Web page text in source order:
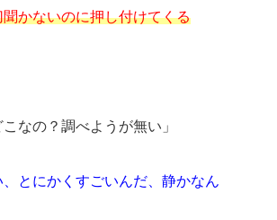
かないのに押し付けてくる
なの？調べようが無い」
とにかくすごいんだ、静かなん